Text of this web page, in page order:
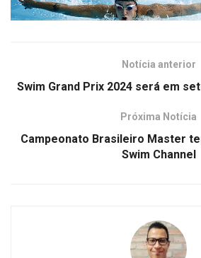
Notícia anterior
Swim Grand Prix 2024 será em
Próxima Notícia
Campeonato Brasileiro Master
Swim Channel